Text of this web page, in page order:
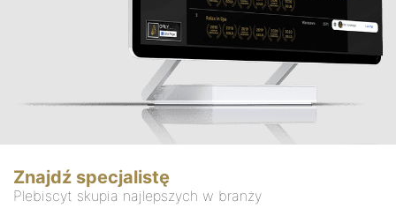
Znajdź specjalistę
Plebiscyt skupia najlepszych w branży